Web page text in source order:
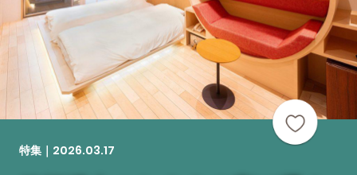
特集｜ 2026.03.17